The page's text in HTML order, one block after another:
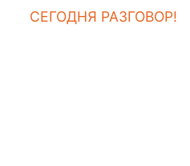
запись:
СЕГОДНЯ РАЗГОВОР!